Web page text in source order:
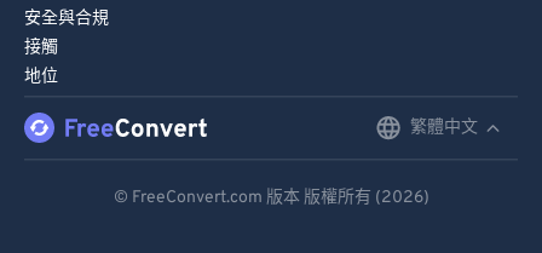
安全與合規
接觸
地位
繁體中文
© FreeConvert.com 版本 版權所有 (2026)